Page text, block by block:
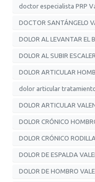
doctor especialista PRP
DOCTOR SANTÁNGELO
DOLOR AL LEVANTAR EL
DOLOR AL SUBIR
DOLOR ARTICULAR
dolor articular
DOLOR ARTICULAR
DOLOR CRÓNICO
DOLOR CRÓNICO
DOLOR DE ESPALDA
DOLOR DE HOMBRO